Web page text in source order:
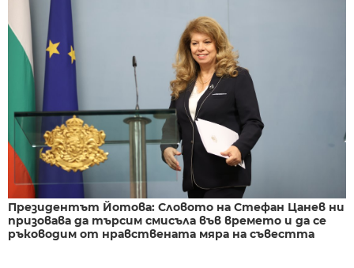
Президентът Йотова: Словото на Стефан Цанев ни
призовава да търсим смисъла във времето и да се
ръководим от нравствената мяра на съвестта